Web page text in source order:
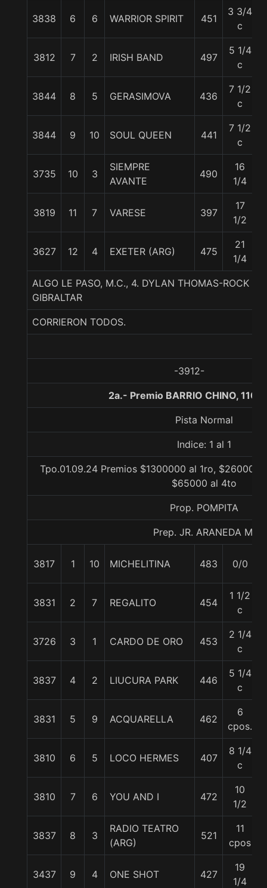
3838 6 6 WARRIOR SPIRIT 451
3 3/4
c
3812 7 2 IRISH BAND 497
5 1/4
c
3844 8 5 GERASIMOVA 436
7 1/2
c
3844 9 10 SOUL QUEEN 441
7 1/2
c
3735 10 3
SIEMPRE
AVANTE
490
16
1/4
3819 11 7 VARESE 397
17
1/2
3627 12 4 EXETER (ARG) 475
21
1/4
ALGO LE PASO, M.C., 4. DYLAN THOMAS-ROCK
GIBRALTAR
CORRIERON TODOS.
-3912-
2a.- Premio BARRIO CHINO,
Pista Normal
Indice: 1 al 1
Tpo.01.09.24 Premios $1300000 al 1ro, $260000
$65000 al 4to
Prop. POMPITA
Prep. JR. ARANEDA M.
3817 1 10 MICHELITINA 483 0/0
3831 2 7 REGALITO 454
1 1/2
c
3726 3 1 CARDO DE ORO 453
2 1/4
c
3837 4 2 LIUCURA PARK 446
5 1/4
c
3831 5 9 ACQUARELLA 462
6
cpos.
3810 6 5 LOCO HERMES 407
8 1/4
c
3810 7 6 YOU AND I 472
10
1/2
3837 8 3
RADIO TEATRO
(ARG)
521
11
cpos
3437 9 4 ONE SHOT 427
19
1/4